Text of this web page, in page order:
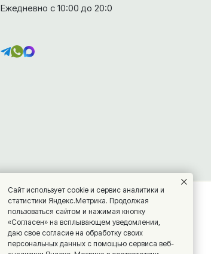
Ежедневно с 10:00 до 20:0
Сайт использует cookie и сервис аналитики и
статистики Яндекс.Метрика. Продолжая
пользоваться сайтом и нажимая кнопку
«Согласен» на всплывающем уведомлении,
даю свое согласие на обработку своих
персональных данных с помощью сервиса веб-